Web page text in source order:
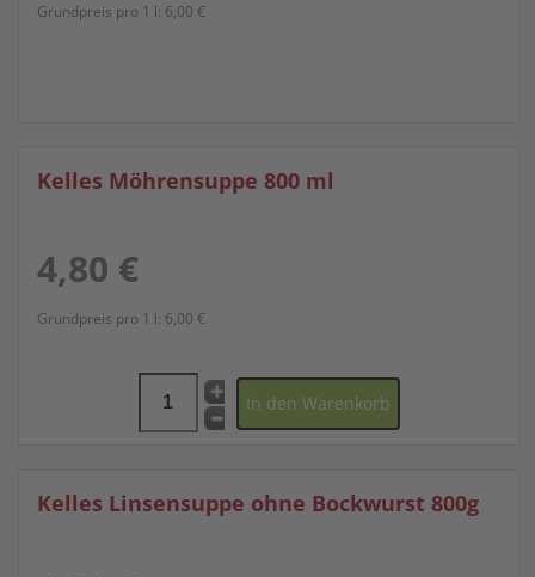
Grundpreis pro 1 l: 6,00 €
Kelles Möhrensuppe 800 ml
4,80 €
Grundpreis pro 1 l: 6,00 €
Kelles Linsensuppe ohne Bockwurst 800g